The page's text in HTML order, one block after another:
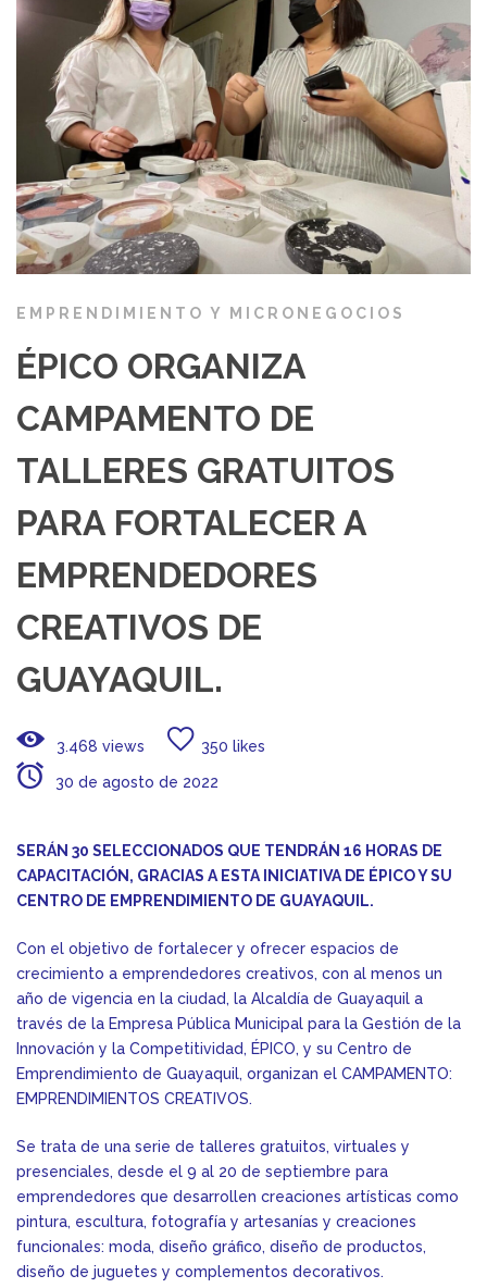
EMPRENDIMIENTO Y MICRONEGOCIOS
ÉPICO ORGANIZA
CAMPAMENTO DE
TALLERES GRATUITOS
PARA FORTALECER A
EMPRENDEDORES
CREATIVOS DE
GUAYAQUIL.
3.468 views 350 likes
30 de agosto de 2022
SERÁN 30 SELECCIONADOS QUE TENDRÁN 16 HORAS DE
CAPACITACIÓN, GRACIAS A ESTA INICIATIVA DE ÉPICO Y SU
CENTRO DE EMPRENDIMIENTO DE GUAYAQUIL.
Con el objetivo de fortalecer y ofrecer espacios de
crecimiento a emprendedores creativos, con al menos un
año de vigencia en la ciudad, la Alcaldía de Guayaquil a
través de la Empresa Pública Municipal para la Gestión de la
Innovación y la Competitividad, ÉPICO, y su Centro de
Emprendimiento de Guayaquil, organizan el CAMPAMENTO:
EMPRENDIMIENTOS CREATIVOS.
Se trata de una serie de talleres gratuitos, virtuales y
presenciales, desde el 9 al 20 de septiembre para
emprendedores que desarrollen creaciones artísticas como
pintura, escultura, fotografía y artesanías y creaciones
funcionales: moda, diseño gráfico, diseño de productos,
diseño de juguetes y complementos decorativos.